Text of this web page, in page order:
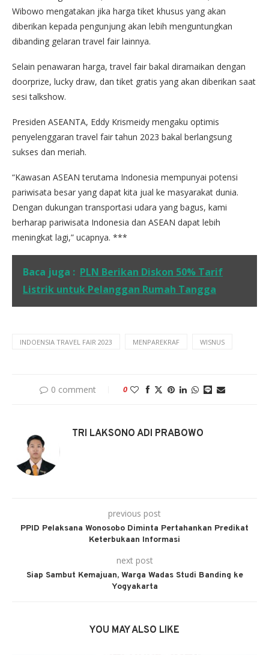
Wibowo mengatakan jika harga tiket khusus yang akan
diberikan kepada pengunjung akan lebih menguntungkan
dibanding gelaran travel fair lainnya.
Selain penawaran harga, travel fair bakal diramaikan dengan
doorprize, lucky draw, dan tiket gratis yang akan diberikan saat
sesi talkshow.
Presiden ASEANTA, Eddy Krismeidy mengaku optimis
penyelenggaran travel fair tahun 2023 bakal berlangsung
sukses dan meriah.
“Kawasan ASEAN terutama Indonesia mempunyai potensi
pariwisata besar yang dapat kita jual ke masyarakat dunia.
Dengan dukungan transportasi udara yang bagus, kami
berharap pariwisata Indonesia dan ASEAN dapat lebih
meningkat lagi,” ucapnya. ***
Baca juga : PLN Berikan Diskon 50% Tarif
Listrik untuk Pelanggan Rumah Tangga
INDOENSIA TRAVEL FAIR 2023 MENPAREKRAF WISNUS
0 comment 0
TRI LAKSONO ADI PRABOWO
previous post
PPID Pelaksana Wonosobo Diminta Pertahankan Predikat
Keterbukaan Informasi
next post
Siap Sambut Kemajuan, Warga Wadas Studi Banding ke
Yogyakarta
YOU MAY ALSO LIKE